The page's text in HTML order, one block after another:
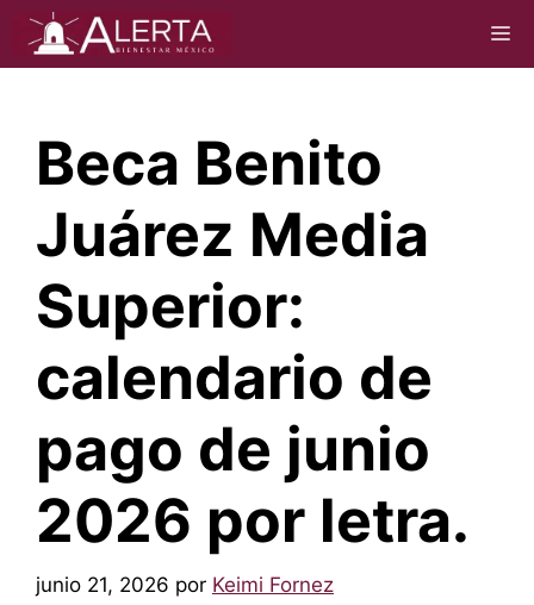
Saltar
contenido
Beca Benito
Juárez Media
Superior:
calendario de
pago de junio
2026 por letra.
junio 21, 2026 por Keimi Fornez